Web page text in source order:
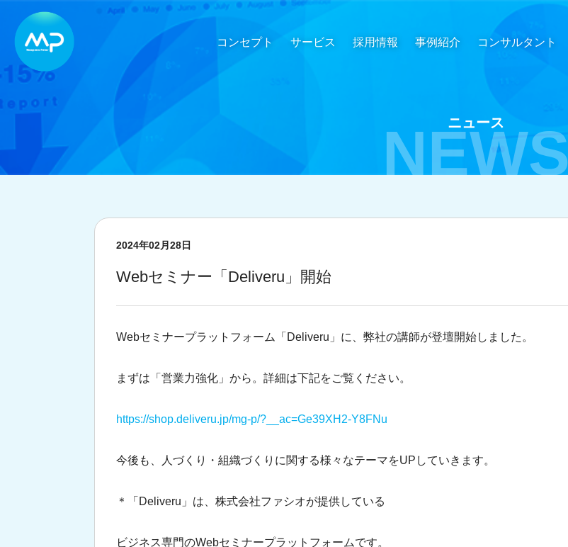
コンセプト サービス 採用情報 事例紹介 コンサルタント
ニュース
NEWS
2024年02月28日
Webセミナー「Deliveru」開始
Webセミナープラットフォーム「Deliveru」に、弊社の講師が登壇開始しました。
まずは「営業力強化」から。詳細は下記をご覧ください。
https://shop.deliveru.jp/mg-p/?__ac=Ge39XH2-Y8FNu
今後も、人づくり・組織づくりに関する様々なテーマをUPしていきます。
＊「Deliveru」は、株式会社ファシオが提供している
ビジネス専門のWebセミナープラットフォームです。